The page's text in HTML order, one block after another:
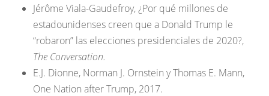
Jérôme Viala-Gaudefroy, ¿Por qué millones de
estadounidenses creen que a Donald Trump le
“robaron” las elecciones presidenciales de 2020?,
The Conversation.
E.J. Dionne, Norman J. Ornstein y Thomas E. Mann,
One Nation after Trump, 2017.